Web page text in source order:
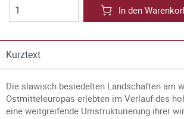
In den
Kurztext
Die slawisch besiedelten Landschaften am
Ostmitteleuropas erlebten im Verlauf des
eine weitgreifende Umstrukturierung ihrer